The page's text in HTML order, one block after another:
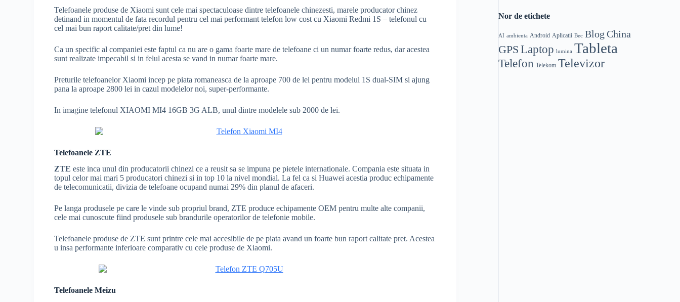
Telefoanele produse de Xiaomi sunt cele mai spectaculoase dintre telefoanele chinezesti, marele producator chinez
detinand in momentul de fata recordul pentru cel mai performant telefon low cost cu Xiaomi Redmi 1S – telefonul cu
cel mai bun raport calitate/pret din lume!
Ca un specific al companiei este faptul ca nu are o gama foarte mare de telefoane ci un numar foarte redus, dar acestea
sunt realizate impecabil si in felul acesta se vand in numar foarte mare.
Preturile telefoanelor Xiaomi incep pe piata romaneasca de la aproape 700 de lei pentru modelul 1S dual-SIM si ajung
pana la aproape 2800 lei in cazul modelelor noi, super-performante.
In imagine telefonul XIAOMI MI4 16GB 3G ALB, unul dintre modelele sub 2000 de lei.
Telefoanele ZTE
ZTE este inca unul din producatorii chinezi ce a reusit sa se impuna pe pietele internationale. Compania este situata in
topul celor mai mari 5 producatori chinezi si in top 10 la nivel mondial. La fel ca si Huawei acestia produc echipamente
de telecomunicatii, divizia de telefoane ocupand numai 29% din planul de afaceri.
Pe langa produsele pe care le vinde sub propriul brand, ZTE produce echipamente OEM pentru multe alte companii,
cele mai cunoscute fiind produsele sub brandurile operatorilor de telefonie mobile.
Telefoanele produse de ZTE sunt printre cele mai accesibile de pe piata avand un foarte bun raport calitate pret. Acestea
u insa performante inferioare comparativ cu cele produse de Xiaomi.
Telefoanele Meizu
Nor de etichete
AI ambienta Android Aplicatii Bec Blog China
GPS Laptop lumina Tableta
Telefon Telekom Televizor